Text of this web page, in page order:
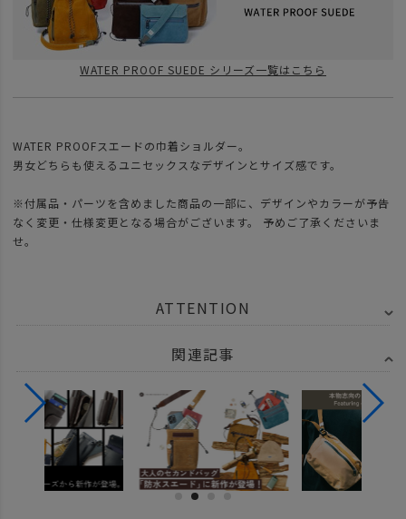
WATER PROOF SUEDE シリーズ一覧はこちら
WATER PROOFスエードの巾着ショルダー。
男女どちらも使えるユニセックスなデザインとサイズ感です。
※付属品・パーツを含めました商品の一部に、デザインやカラーが予告
なく変更・仕様変更となる場合がございます。 予めご了承くださいま
せ。
ATTENTION
関連記事